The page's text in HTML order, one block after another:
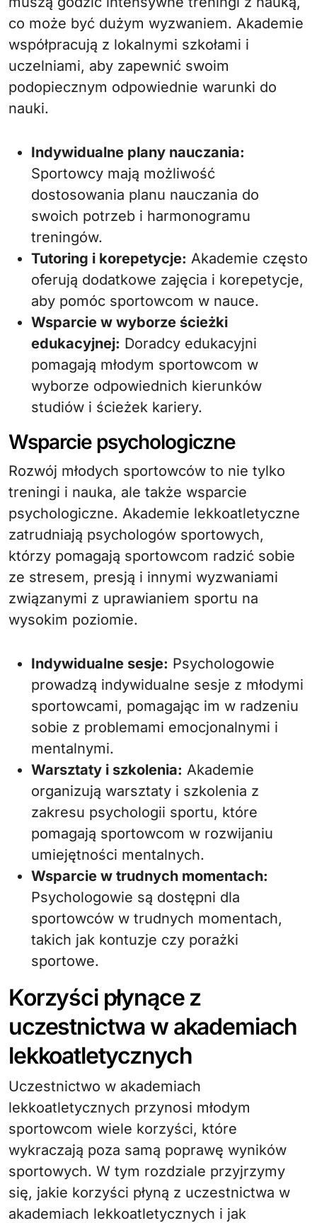
co może być dużym wyzwaniem. Akademie
współpracują z lokalnymi szkołami i
uczelniami, aby zapewnić swoim
podopiecznym odpowiednie warunki do
nauki.
Indywidualne plany nauczania:
Sportowcy mają możliwość
dostosowania planu nauczania do
swoich potrzeb i harmonogramu
treningów.
Tutoring i korepetycje: Akademie często
oferują dodatkowe zajęcia i korepetycje,
aby pomóc sportowcom w nauce.
Wsparcie w wyborze ścieżki
edukacyjnej: Doradcy edukacyjni
pomagają młodym sportowcom w
wyborze odpowiednich kierunków
studiów i ścieżek kariery.
Wsparcie psychologiczne
Rozwój młodych sportowców to nie tylko
treningi i nauka, ale także wsparcie
psychologiczne. Akademie lekkoatletyczne
zatrudniają psychologów sportowych,
którzy pomagają sportowcom radzić sobie
ze stresem, presją i innymi wyzwaniami
związanymi z uprawianiem sportu na
wysokim poziomie.
Indywidualne sesje: Psychologowie
prowadzą indywidualne sesje z młodymi
sportowcami, pomagając im w radzeniu
sobie z problemami emocjonalnymi i
mentalnymi.
Warsztaty i szkolenia: Akademie
organizują warsztaty i szkolenia z
zakresu psychologii sportu, które
pomagają sportowcom w rozwijaniu
umiejętności mentalnych.
Wsparcie w trudnych momentach:
Psychologowie są dostępni dla
sportowców w trudnych momentach,
takich jak kontuzje czy porażki
sportowe.
Korzyści płynące z
uczestnictwa w akademiach
lekkoatletycznych
Uczestnictwo w akademiach
lekkoatletycznych przynosi młodym
sportowcom wiele korzyści, które
wykraczają poza samą poprawę wyników
sportowych. W tym rozdziale przyjrzymy
się, jakie korzyści płyną z uczestnictwa w
akademiach lekkoatletycznych i jak